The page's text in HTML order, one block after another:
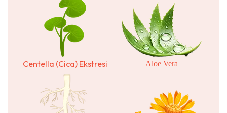
Centella (Cica) Ekstresi Aloe Vera